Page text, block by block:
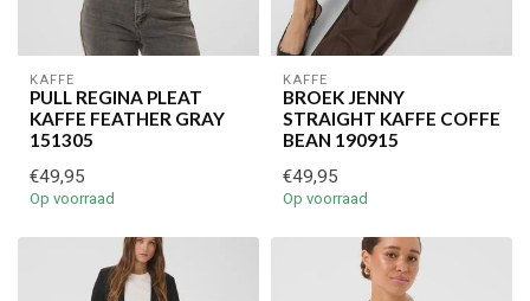
KAFFE
PULL REGINA PLEAT
KAFFE FEATHER GRAY
151305
€49,95
Op voorraad
KAFFE
BROEK JENNY
STRAIGHT KAFFE COFFE
BEAN 190915
€49,95
Op voorraad
€5,00 korting op je volgende bestelling